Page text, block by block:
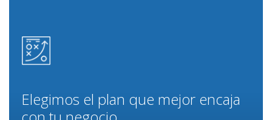
Elegimos el plan que mejor encaja